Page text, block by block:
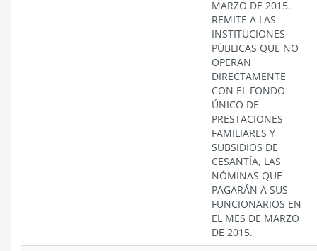
MARZO DE 2015.
REMITE A LAS
INSTITUCIONES
PÚBLICAS QUE NO
OPERAN
DIRECTAMENTE
CON EL FONDO
ÚNICO DE
PRESTACIONES
FAMILIARES Y
SUBSIDIOS DE
CESANTÍA, LAS
NÓMINAS QUE
PAGARÁN A SUS
FUNCIONARIOS EN
EL MES DE MARZO
DE 2015.